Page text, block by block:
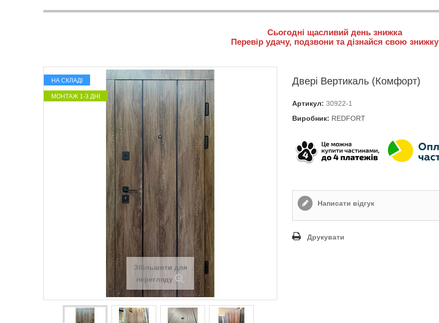
Сьогодні щасливий день знижка
Перевір удачу, подзвони та дізнайся свою знижку
НА СКЛАДІ
МОНТАЖ 1-3 ДНІ
Збільшити для
перегляду
Двері Вертикаль (Комфорт)
Артикул: 30922-1
Виробник: REDFORT
Написати відгук
Друкувати